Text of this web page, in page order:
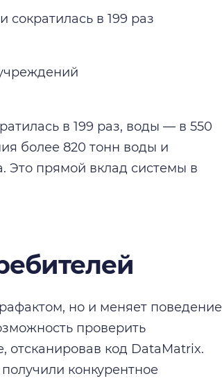
в 199 раз
в 199 раз, воды — в 550
более 820 тонн воды и
Это прямой вклад системы в
но и меняет поведение
проверить
отсканировав код DataMatrix.
конкурентное